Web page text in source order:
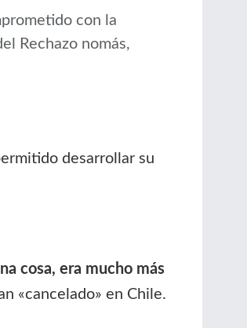
con la
Rechazo nomás,
desarrollar su
cosa, era mucho más
«cancelado» en Chile.